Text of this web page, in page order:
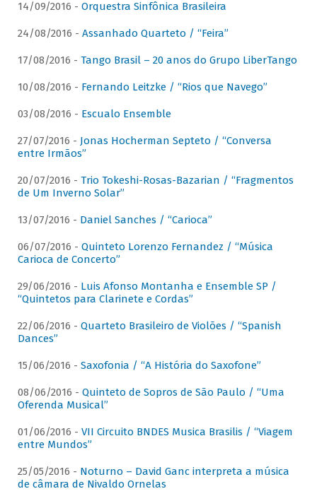
14/09/2016 - Orquestra Sinfônica Brasileira
24/08/2016 - Assanhado Quarteto / “Feira”
17/08/2016 - Tango Brasil – 20 anos do Grupo LiberTango
10/08/2016 - Fernando Leitzke / “Rios que Navego”
03/08/2016 - Escualo Ensemble
27/07/2016 - Jonas Hocherman Septeto / “Conversa
entre Irmãos”
20/07/2016 - Trio Tokeshi-Rosas-Bazarian / “Fragmentos
de Um Inverno Solar”
13/07/2016 - Daniel Sanches / “Carioca”
06/07/2016 - Quinteto Lorenzo Fernandez / “Música
Carioca de Concerto”
29/06/2016 - Luis Afonso Montanha e Ensemble SP /
“Quintetos para Clarinete e Cordas”
22/06/2016 - Quarteto Brasileiro de Violões / “Spanish
Dances”
15/06/2016 - Saxofonia / “A História do Saxofone”
08/06/2016 - Quinteto de Sopros de São Paulo / “Uma
Oferenda Musical”
01/06/2016 - VII Circuito BNDES Musica Brasilis / “Viagem
entre Mundos”
25/05/2016 - Noturno – David Ganc interpreta a música
de câmara de Nivaldo Ornelas